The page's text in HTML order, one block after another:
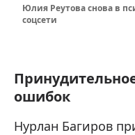
Юлия Реутова снова в
соцсети
ошибок
Нурлан Багиров